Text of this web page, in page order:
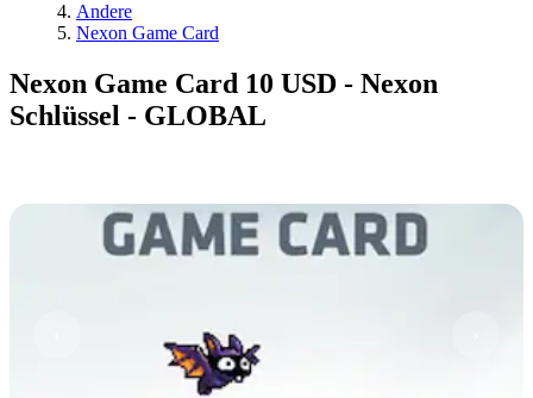
Andere
Nexon Game Card
Nexon Game Card 10 USD - Nexon
Schlüssel - GLOBAL